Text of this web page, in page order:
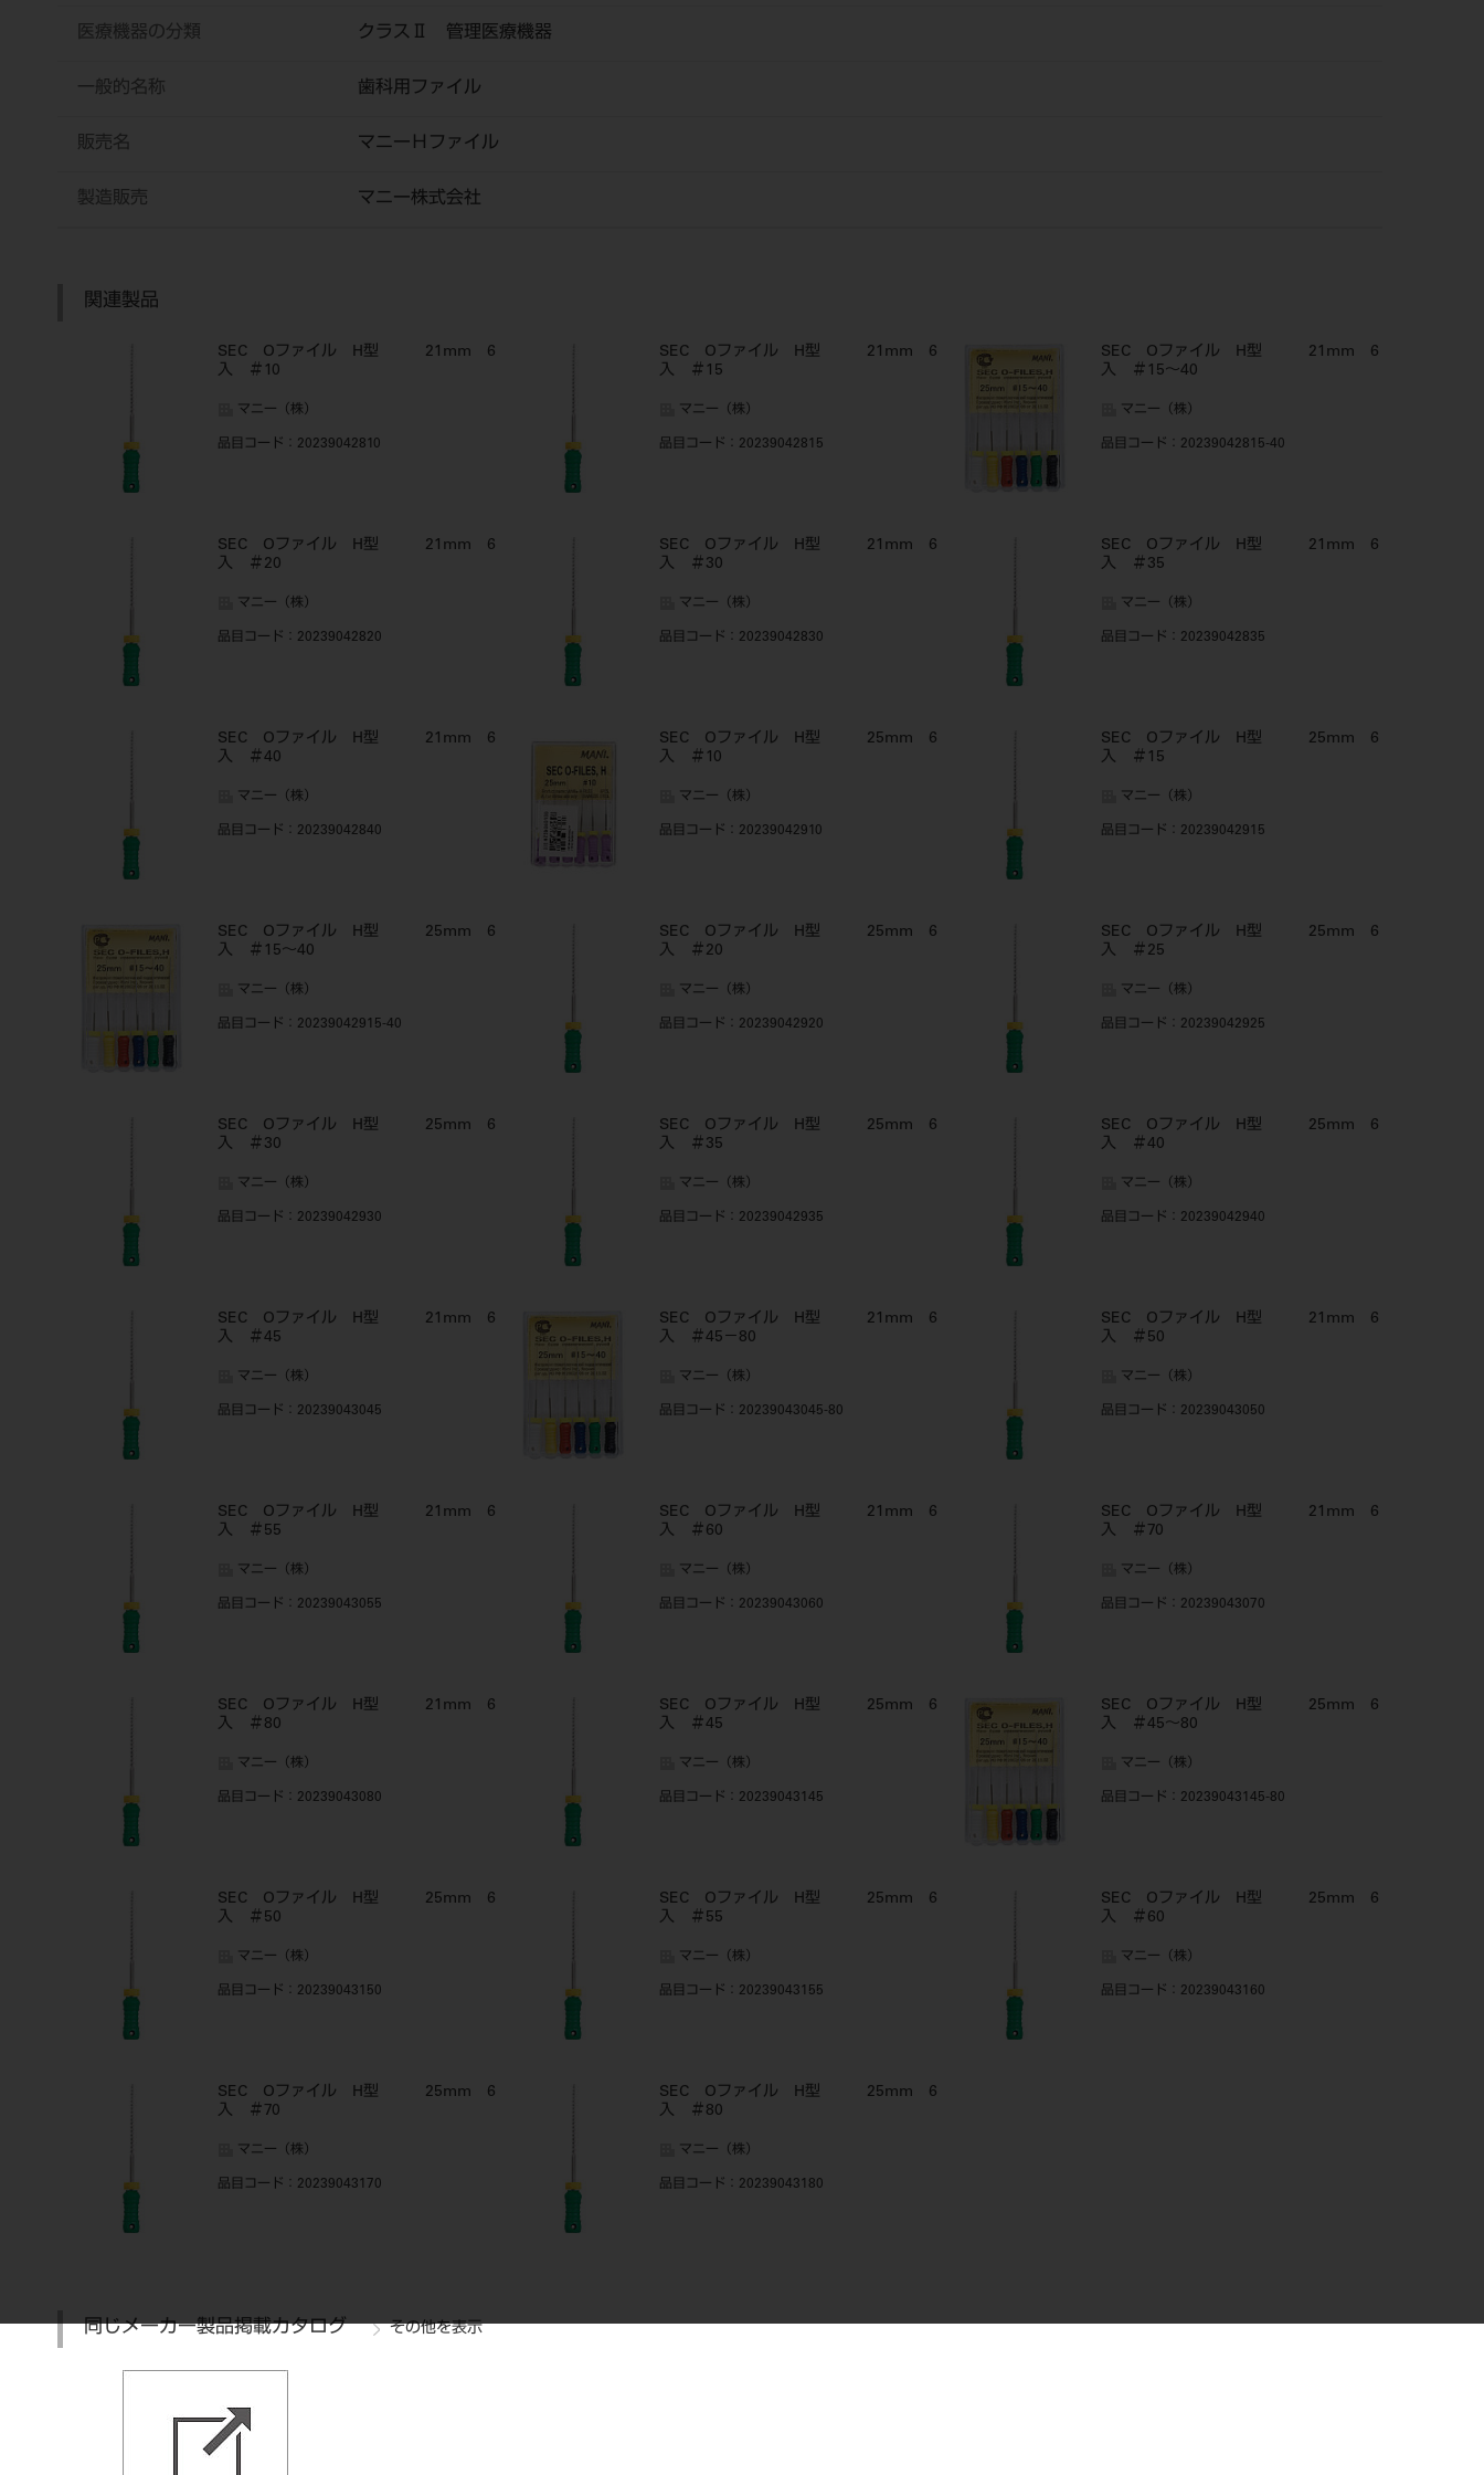
医療機器の分類 クラスⅡ 管理医療機器
一般的名称 歯科用ファイル
販売名 マニーＨファイル
製造販売 マニー株式会社
関連製品
SEC Oファイル H型 21mm 6
入 ＃10
マニー（株）
品目コード ：20239042810
SEC Oファイル H型 21mm 6
入 ＃15
マニー（株）
品目コード ：20239042815
SEC Oファイル H型 21mm 6
入 ＃15～40
マニー（株）
品目コード ：20239042815-40
SEC Oファイル H型 21mm 6
入 ＃20
マニー（株）
品目コード ：20239042820
SEC Oファイル H型 21mm 6
入 ＃30
マニー（株）
品目コード ：20239042830
SEC Oファイル H型 21mm 6
入 ＃35
マニー（株）
品目コード ：20239042835
SEC Oファイル H型 21mm 6
入 ＃40
マニー（株）
品目コード ：20239042840
SEC Oファイル H型 25mm 6
入 ＃10
マニー（株）
品目コード ：20239042910
SEC Oファイル H型 25mm 6
入 ＃15
マニー（株）
品目コード ：20239042915
SEC Oファイル H型 25mm 6
入 ＃15～40
マニー（株）
品目コード ：20239042915-40
SEC Oファイル H型 25mm 6
入 ＃20
マニー（株）
品目コード ：20239042920
SEC Oファイル H型 25mm 6
入 ＃25
マニー（株）
品目コード ：20239042925
SEC Oファイル H型 25mm 6
入 ＃30
マニー（株）
品目コード ：20239042930
SEC Oファイル H型 25mm 6
入 ＃35
マニー（株）
品目コード ：20239042935
SEC Oファイル H型 25mm 6
入 ＃40
マニー（株）
品目コード ：20239042940
SEC Oファイル H型 21mm 6
入 ＃45
マニー（株）
品目コード ：20239043045
SEC Oファイル H型 21mm 6
入 ＃45－80
マニー（株）
品目コード ：20239043045-80
SEC Oファイル H型 21mm 6
入 ＃50
マニー（株）
品目コード ：20239043050
SEC Oファイル H型 21mm 6
入 ＃55
マニー（株）
品目コード ：20239043055
SEC Oファイル H型 21mm 6
入 ＃60
マニー（株）
品目コード ：20239043060
SEC Oファイル H型 21mm 6
入 ＃70
マニー（株）
品目コード ：20239043070
SEC Oファイル H型 21mm 6
入 ＃80
マニー（株）
品目コード ：20239043080
SEC Oファイル H型 25mm 6
入 ＃45
マニー（株）
品目コード ：20239043145
SEC Oファイル H型 25mm 6
入 ＃45～80
マニー（株）
品目コード ：20239043145-80
SEC Oファイル H型 25mm 6
入 ＃50
マニー（株）
品目コード ：20239043150
SEC Oファイル H型 25mm 6
入 ＃55
マニー（株）
品目コード ：20239043155
SEC Oファイル H型 25mm 6
入 ＃60
マニー（株）
品目コード ：20239043160
SEC Oファイル H型 25mm 6
入 ＃70
マニー（株）
品目コード ：20239043170
SEC Oファイル H型 25mm 6
入 ＃80
マニー（株）
品目コード ：20239043180
同じメーカー製品掲載カタログ その他を表示